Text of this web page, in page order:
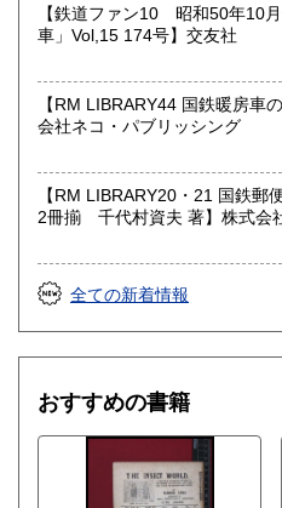
【鉄道ファン10 昭和50年10
車」Vol,15 174号】交友社
【RM LIBRARY44 国鉄暖房
会社ネコ・パブリッシング
【RM LIBRARY20・21 国鉄郵
2冊揃 千代村資夫 著】株式会
全ての新着情報
おすすめの書籍